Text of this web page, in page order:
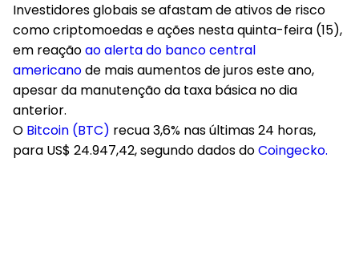
Investidores globais se afastam de ativos de risco
como criptomoedas e ações nesta quinta-feira (15),
em reaçãoao alerta do banco central
americanode mais aumentos de juros este ano,
apesar da manutenção da taxa básica no dia
anterior.
O Bitcoin (BTC) recua 3,6% nas últimas 24 horas,
para US$ 24.947,42, segundo dados doCoingecko.